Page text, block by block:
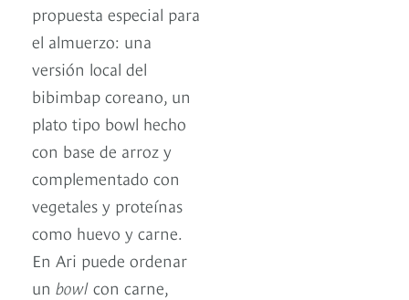
propuesta especial para
el almuerzo: una
versión local del
bibimbap coreano, un
plato tipo bowl hecho
con base de arroz y
complementado con
vegetales y proteínas
como huevo y carne.
En Ari puede ordenar
un bowl con carne,